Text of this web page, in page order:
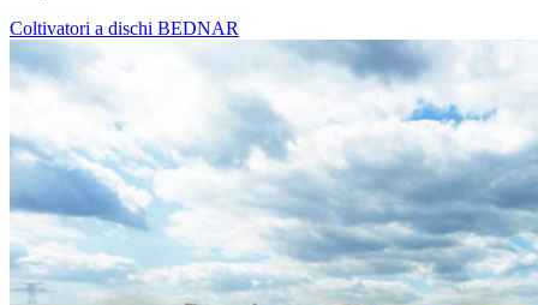
Coltivatori a dischi BEDNAR